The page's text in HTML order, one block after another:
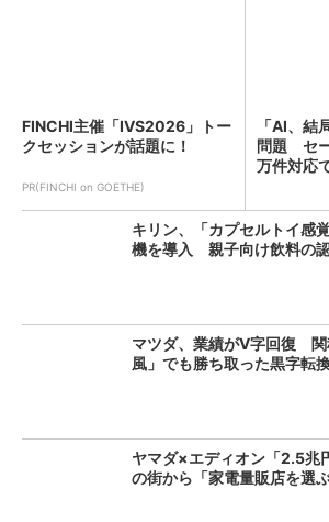
FINCHI主催「IVS2026」トー
クセッションが話題に！
PR(FINCHI on GOETHE)
「AI、結
問題 セ
万件対応
キリン、「カプセルトイ感
機を導入 親子向け飲料の
マツダ、業績がV字回復
風」でも勝ち取った黒字転
ヤマダ×エディオン「2.5兆
の街から「家電量販店を選